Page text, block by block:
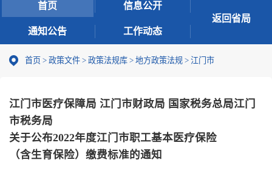
首页 信息公开
通知公告 工作动态
返回省局
首页 > 政策文件 > 政策法规库 > 地方政策法规 > 江门市
江门市医疗保障局 江门市财政局 国家税务总局江门
市税务局
关于公布2022年度江门市职工基本医疗保险
（含生育保险）缴费标准的通知